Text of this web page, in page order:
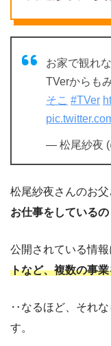
お家で観れ
TVerからも
そこ #TVer
— 松尾紗夜
松尾紗夜さんのお
お仕事をしているの
公開されている情報
トなど、複数の事
‥なるほど、それな
す。